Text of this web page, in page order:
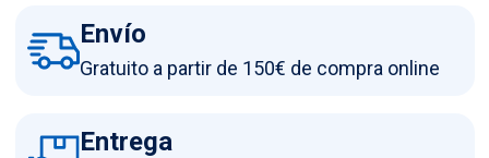
Envío
Gratuito a partir de 150€ de compra online
Entrega